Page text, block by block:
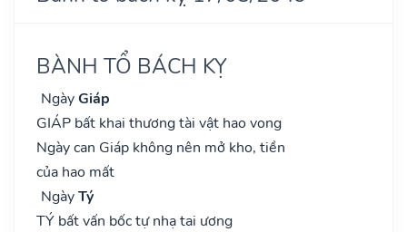
BÀNH TỔ BÁCH KỴ
NgàyGiáp
GIÁP bất khai thương tài vật hao vong
Ngày can Giáp không nên mở kho, tiền
của hao mất
NgàyTý
TÝ bất vấn bốc tự nhạ tai ương